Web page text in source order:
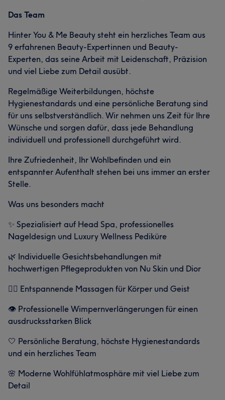
Das Team
Hinter You & Me Beauty steht ein herzliches Team aus
9 erfahrenen Beauty-Expertinnen und Beauty-
Experten, das seine Arbeit mit Leidenschaft, Präzision
und viel Liebe zum Detail ausübt.
Regelmäßige Weiterbildungen, höchste
Hygienestandards und eine persönliche Beratung sind
für uns selbstverständlich. Wir nehmen uns Zeit für Ihre
Wünsche und sorgen dafür, dass jede Behandlung
individuell und professionell durchgeführt wird.
Ihre Zufriedenheit, Ihr Wohlbefinden und ein
entspannter Aufenthalt stehen bei uns immer an erster
Stelle.
Was uns besonders macht
✨ Spezialisiert auf Head Spa, professionelles
Nageldesign und Luxury Wellness Pediküre
🌿 Individuelle Gesichtsbehandlungen mit
hochwertigen Pflegeprodukten von Nu Skin und Dior
💆‍♀️ Entspannende Massagen für Körper und Geist
👁️ Professionelle Wimpernverlängerungen für einen
ausdrucksstarken Blick
🤍 Persönliche Beratung, höchste Hygienestandards
und ein herzliches Team
🌸 Moderne Wohlfühlatmosphäre mit viel Liebe zum
Detail